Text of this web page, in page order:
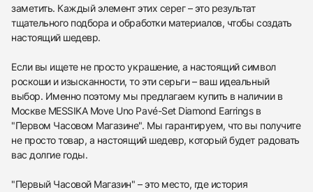
заметить. Каждый элемент этих серег – это результат
тщательного подбора и обработки материалов, чтобы создать
настоящий шедевр.
Если вы ищете не просто украшение, а настоящий символ
роскоши и изысканности, то эти серьги – ваш идеальный
выбор. Именно поэтому мы предлагаем купить в наличии в
Москве MESSIKA Move Uno Pavé-Set Diamond Earrings в
"Первом Часовом Магазине". Мы гарантируем, что вы получите
не просто товар, а настоящий шедевр, который будет радовать
вас долгие годы.
"Первый Часовой Магазин" – это место, где история